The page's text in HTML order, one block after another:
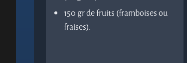
150 gr de fruits (framboises ou
fraises).